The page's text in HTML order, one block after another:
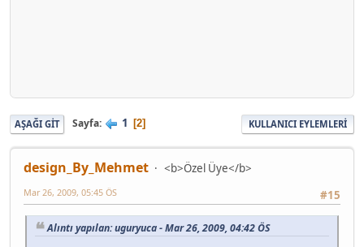
AŞAĞI GIT Sayfa 1 2 KULLANICI EYLEMLERI
design_By_Mehmet
<b>Özel Üye</b>
#15
Mar 26, 2009, 05:45 ÖS
Alıntı yapılan: uguryuca - Mar 26, 2009, 04:42 ÖS